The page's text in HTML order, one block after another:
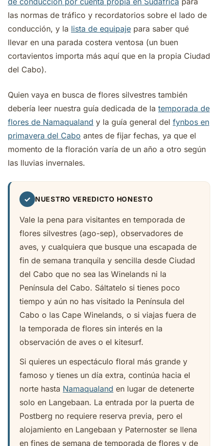
las normas de tráfico y recordatorios sobre el lado de
conducción, y la lista de equipaje para saber qué
llevar en una parada costera ventosa (un buen
cortavientos importa más aquí que en la propia Ciudad
del Cabo).
Quien vaya en busca de flores silvestres también
debería leer nuestra guía dedicada de la temporada de
flores de Namaqualand y la guía general del fynbos en
primavera del Cabo antes de fijar fechas, ya que el
momento de la floración varía de un año a otro según
las lluvias invernales.
✓ NUESTRO VEREDICTO HONESTO
Vale la pena para visitantes en temporada de
flores silvestres (ago-sep), observadores de
aves, y cualquiera que busque una escapada de
fin de semana tranquila y sencilla desde Ciudad
del Cabo que no sea las Winelands ni la
Península del Cabo. Sáltatelo si tienes poco
tiempo y aún no has visitado la Península del
Cabo o las Cape Winelands, o si viajas fuera de
la temporada de flores sin interés en la
observación de aves o el kitesurf.
Si quieres un espectáculo floral más grande y
famoso y tienes un día extra, continúa hacia el
norte hasta Namaqualand en lugar de detenerte
solo en Langebaan. La entrada por la puerta de
Postberg no requiere reserva previa, pero el
alojamiento en Langebaan y Paternoster se llena
en fines de semana de temporada de flores y de